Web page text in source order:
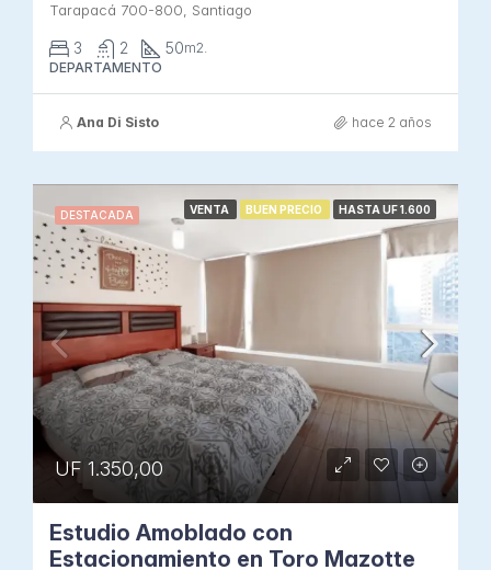
Tarapacá 700-800, Santiago
3 2 50m2.
DEPARTAMENTO
Ana Di Sisto hace 2 años
DESTACADA VENTA BUEN PRECIO HASTA UF 1.600
UF 1.350,00
Estudio Amoblado con
Estacionamiento en Toro Mazotte